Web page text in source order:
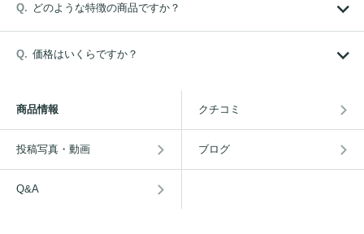
どのような特徴の商品ですか？
価格はいくらですか？
商品情報 クチコミ
投稿写真・動画 ブログ
Q&A